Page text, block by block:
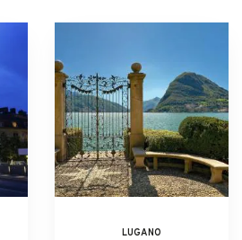
LUGANO